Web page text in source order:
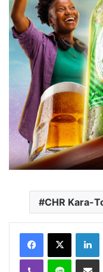
CHR Kara-
FacebookX
Viber Ligne